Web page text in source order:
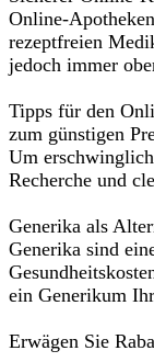
Online-
rezeptfreien
jedoch immer
Tipps für den
zum günstigen
Um
Recherche und
Generika als
Generika sind
ein Generikum
Erwägen Sie